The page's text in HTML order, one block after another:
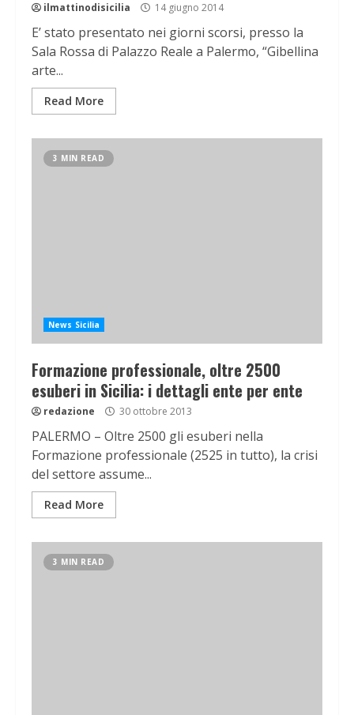
ilmattinodisicilia 14 giugno 2014
E’ stato presentato nei giorni scorsi, presso la
Sala Rossa di Palazzo Reale a Palermo, “Gibellina
arte...
Read More
3 MIN READ
News Sicilia
Formazione professionale, oltre 2500
esuberi in Sicilia: i dettagli ente per ente
redazione 30 ottobre 2013
PALERMO – Oltre 2500 gli esuberi nella
Formazione professionale (2525 in tutto), la crisi
del settore assume...
Read More
3 MIN READ